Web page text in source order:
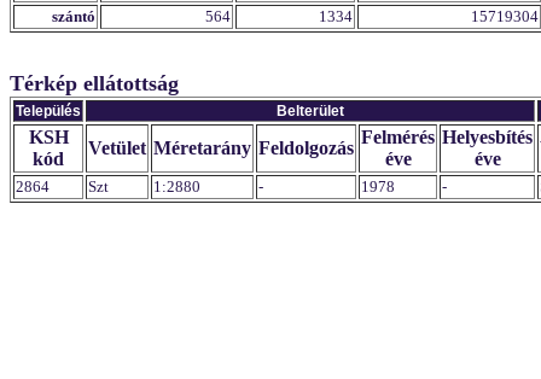
szántó
564 1334 15719304
Térkép ellátottság
Település Belterület
KSH
kód
Vetület Méretarány Feldolgozás
Felmérés
éve
Helyesbítés
éve
2864 Szt 1:2880 - 1978 -